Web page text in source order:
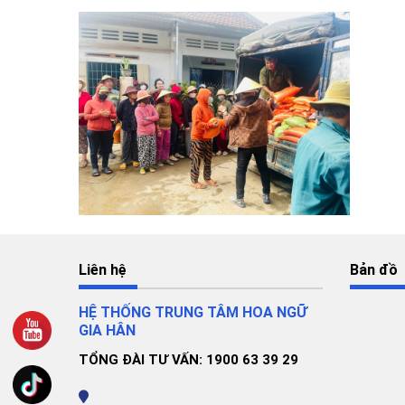
Liên hệ
HỆ THỐNG TRUNG TÂM HOA NGỮ
GIA HÂN
TỔNG ĐÀI TƯ VẤN: 1900 63 39 29
Bản đồ